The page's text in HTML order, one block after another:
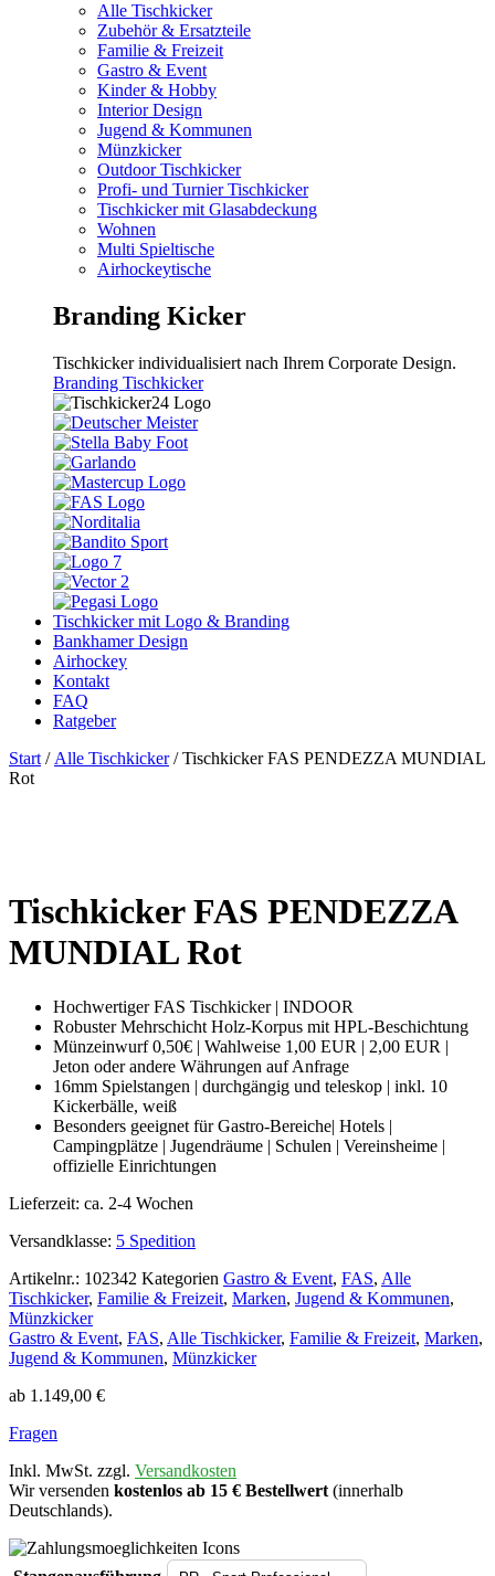
Alle Tischkicker
Zubehör & Ersatzteile
Familie & Freizeit
Gastro & Event
Kinder & Hobby
Interior Design
Jugend & Kommunen
Münzkicker
Outdoor Tischkicker
Profi- und Turnier Tischkicker
Tischkicker mit Glasabdeckung
Wohnen
Multi Spieltische
Airhockeytische
Branding Kicker
Tischkicker individualisiert nach Ihrem Corporate Design.
Branding Tischkicker
Tischkicker mit Logo & Branding
Bankhamer Design
Airhockey
Kontakt
FAQ
Ratgeber
Start / Alle Tischkicker/ Tischkicker FAS PENDEZZA MUNDIAL
Rot
Tischkicker FAS PENDEZZA
MUNDIAL Rot
Hochwertiger FAS Tischkicker | INDOOR
Robuster Mehrschicht Holz-Korpus mit HPL-Beschichtung
Münzeinwurf 0,50€ | Wahlweise 1,00 EUR | 2,00 EUR |
Jeton oder andere Währungen auf Anfrage
16mm Spielstangen | durchgängig und teleskop | inkl. 10
Kickerbälle, weiß
Besonders geeignet für Gastro-Bereiche| Hotels |
Campingplätze | Jugendräume | Schulen | Vereinsheime |
offizielle Einrichtungen
Lieferzeit: ca. 2-4 Wochen
Versandklasse: 5 Spedition
Artikelnr.: 102342 Kategorien Gastro & Event, FAS, Alle
Tischkicker, Familie & Freizeit, Marken, Jugend & Kommunen,
Münzkicker
Gastro & Event, FAS, Alle Tischkicker, Familie & Freizeit, Marken,
Jugend & Kommunen, Münzkicker
ab 1.149,00 €
Fragen
Inkl. MwSt. zzgl. Versandkosten
Wir versenden kostenlos ab 15 € Bestellwert (innerhalb
Deutschlands).